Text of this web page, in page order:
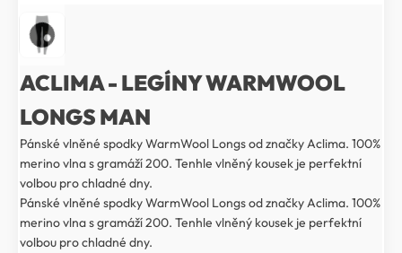
ACLIMA - LEGÍNY WARMWOOL
LONGS MAN
Pánské vlněné spodky WarmWool Longs od značky Aclima. 100%
merino vlna s gramáží 200. Tenhle vlněný kousek je perfektní
volbou pro chladné dny.
Pánské vlněné spodky WarmWool Longs od značky Aclima. 100%
merino vlna s gramáží 200. Tenhle vlněný kousek je perfektní
volbou pro chladné dny.